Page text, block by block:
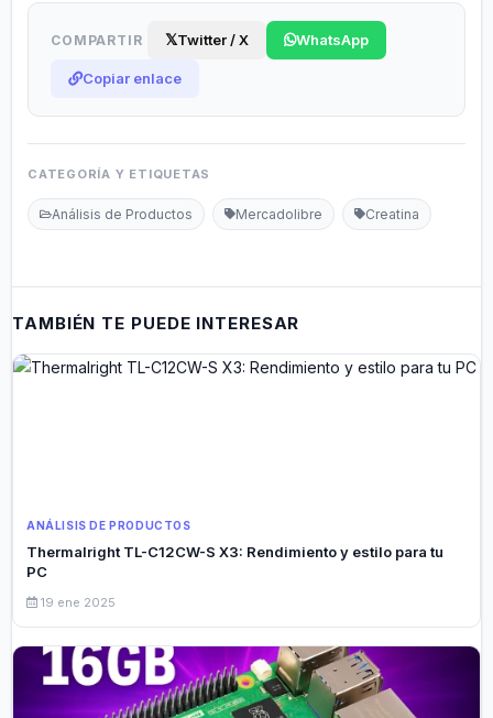
COMPARTIR 𝕏Twitter / X WhatsApp
Copiar enlace
CATEGORÍA Y ETIQUETAS
Análisis de Productos Mercadolibre Creatina
TAMBIÉN TE PUEDE INTERESAR
ANÁLISIS DE PRODUCTOS
Thermalright TL-C12CW-S X3: Rendimiento y estilo para tu
PC
19 ene 2025